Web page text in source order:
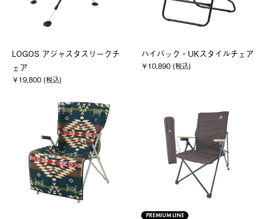
LOGOS アジャスタスリークチ
ェア
￥19,800 (税込)
ハイバック・UKスタイルチェア
￥10,890 (税込)
PREMIUM LINE